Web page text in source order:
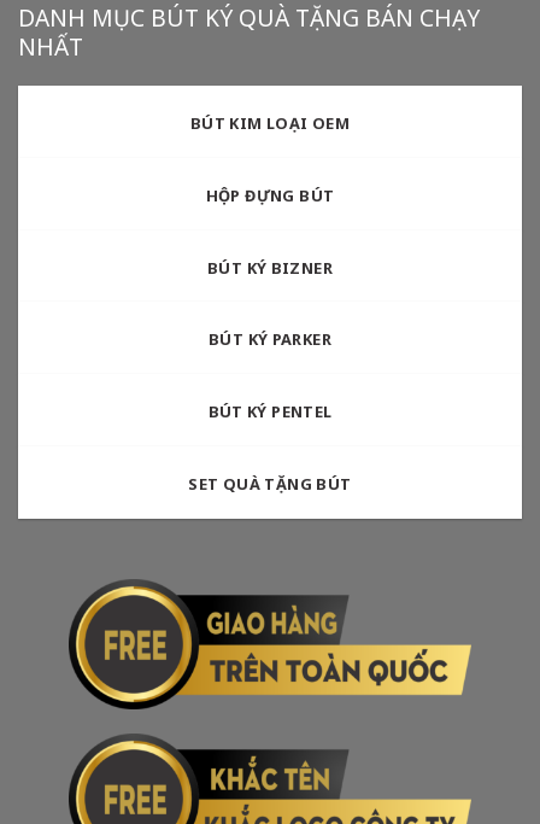
DANH MỤC BÚT KÝ QUÀ TẶNG BÁN CHẠY
NHẤT
BÚT KIM LOẠI OEM
HỘP ĐỰNG BÚT
BÚT KÝ BIZNER
BÚT KÝ PARKER
BÚT KÝ PENTEL
SET QUÀ TẶNG BÚT